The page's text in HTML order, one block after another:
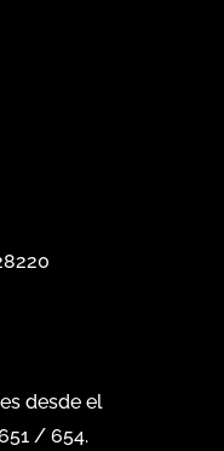
desde el
/ 654.